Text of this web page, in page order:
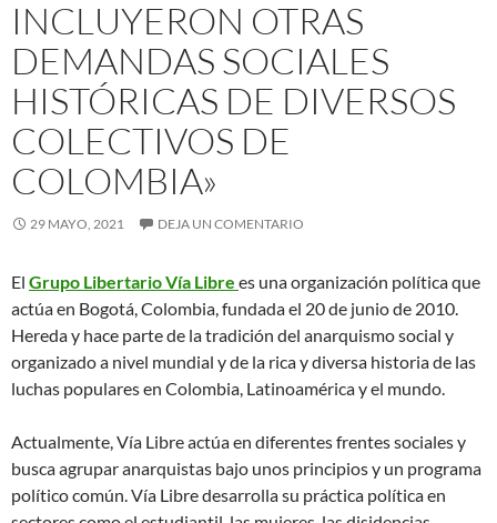
INCLUYERON OTRAS
DEMANDAS SOCIALES
HISTÓRICAS DE DIVERSOS
COLECTIVOS DE
COLOMBIA»
29 MAYO, 2021 DEJA UN COMENTARIO
El Grupo Libertario Vía Libre es una organización política que
actúa en Bogotá, Colombia, fundada el 20 de junio de 2010.
Hereda y hace parte de la tradición del anarquismo social y
organizado a nivel mundial y de la rica y diversa historia de las
luchas populares en Colombia, Latinoamérica y el mundo.
Actualmente, Vía Libre actúa en diferentes frentes sociales y
busca agrupar anarquistas bajo unos principios y un programa
político común. Vía Libre desarrolla su práctica política en